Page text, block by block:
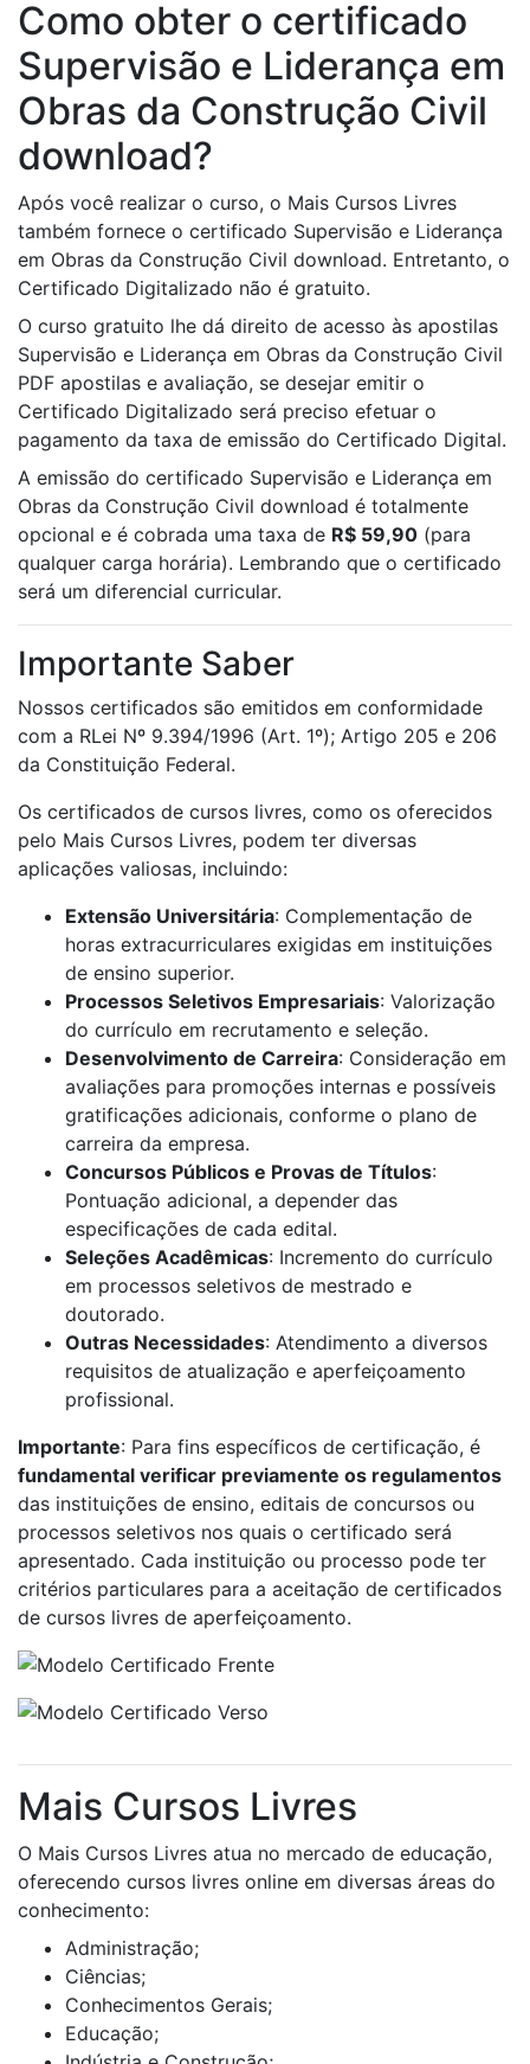
Como obter o certificado
Supervisão e Liderança em
Obras da Construção Civil
download?
Após você realizar o curso, o Mais Cursos Livres
também fornece o certificado Supervisão e Liderança
em Obras da Construção Civil download. Entretanto, o
Certificado Digitalizado não é gratuito.
O curso gratuito lhe dá direito de acesso às apostilas
Supervisão e Liderança em Obras da Construção Civil
PDF apostilas e avaliação, se desejar emitir o
Certificado Digitalizado será preciso efetuar o
pagamento da taxa de emissão do Certificado Digital.
A emissão do certificado Supervisão e Liderança em
Obras da Construção Civil download é totalmente
opcional e é cobrada uma taxa de R$ 59,90 (para
qualquer carga horária). Lembrando que o certificado
será um diferencial curricular.
Importante Saber
Nossos certificados são emitidos em conformidade
com a RLei Nº 9.394/1996 (Art. 1º); Artigo 205 e 206
da Constituição Federal.
Os certificados de cursos livres, como os oferecidos
pelo Mais Cursos Livres, podem ter diversas
aplicações valiosas, incluindo:
Extensão Universitária: Complementação de
horas extracurriculares exigidas em instituições
de ensino superior.
Processos Seletivos Empresariais: Valorização
do currículo em recrutamento e seleção.
Desenvolvimento de Carreira: Consideração em
avaliações para promoções internas e possíveis
gratificações adicionais, conforme o plano de
carreira da empresa.
Concursos Públicos e Provas de Títulos:
Pontuação adicional, a depender das
especificações de cada edital.
Seleções Acadêmicas: Incremento do currículo
em processos seletivos de mestrado e
doutorado.
Outras Necessidades: Atendimento a diversos
requisitos de atualização e aperfeiçoamento
profissional.
Importante: Para fins específicos de certificação, é
fundamental verificar previamente os regulamentos
das instituições de ensino, editais de concursos ou
processos seletivos nos quais o certificado será
apresentado. Cada instituição ou processo pode ter
critérios particulares para a aceitação de certificados
de cursos livres de aperfeiçoamento.
Mais Cursos Livres
O Mais Cursos Livres atua no mercado de educação,
oferecendo cursos livres online em diversas áreas do
conhecimento:
Administração;
Ciências;
Conhecimentos Gerais;
Educação;